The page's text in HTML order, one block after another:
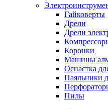
Гайковерты
Дрели
Дрели
Коронки
Машины
Оснастка
Паяльники
Пилы